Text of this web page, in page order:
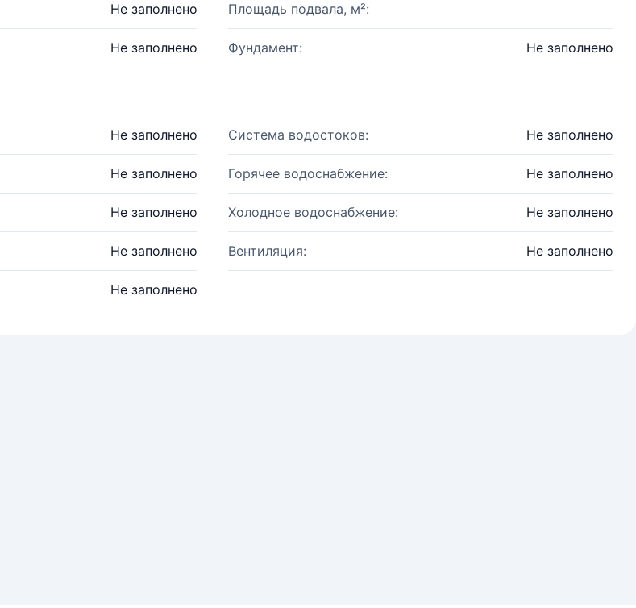
Не заполнено Площадь подвала, м²:
Не заполнено Фундамент: Не заполнено
Не заполнено Система водостоков: Не заполнено
Не заполнено Горячее водоснабжение: Не заполнено
Не заполнено Холодное водоснабжение: Не заполнено
Не заполнено Вентиляция: Не заполнено
Не заполнено